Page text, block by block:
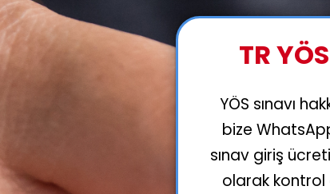
TR
YÖS sınavı
bize
sınav giriş
olarak kontrol